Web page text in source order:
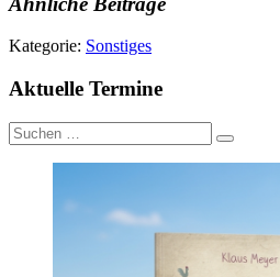
Kategorie: Sonstiges
Aktuelle Termine
Suche
nach: